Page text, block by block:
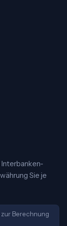
Interbanken-
Sie je
Berechnung